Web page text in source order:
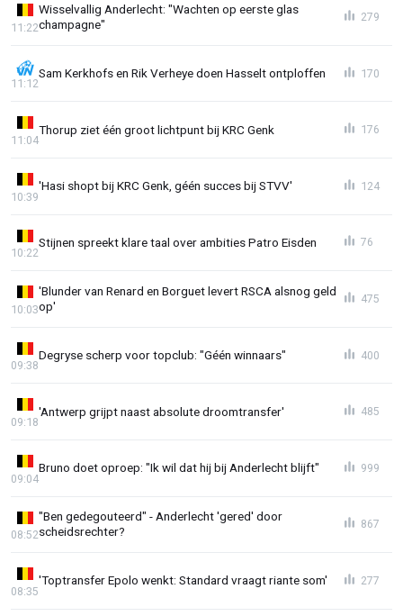
Wisselvallig Anderlecht: "Wachten op eerste glas
champagne"
11:22
279
Sam Kerkhofs en Rik Verheye doen Hasselt ontploffen
11:12
170
Thorup ziet één groot lichtpunt bij KRC Genk
11:04
176
'Hasi shopt bij KRC Genk, géén succes bij STVV'
10:39
124
Stijnen spreekt klare taal over ambities Patro Eisden
10:22
76
'Blunder van Renard en Borguet levert RSCA alsnog geld
op'
10:03
475
Degryse scherp voor topclub: "Géén winnaars"
09:38
400
'Antwerp grijpt naast absolute droomtransfer'
09:18
485
Bruno doet oproep: "Ik wil dat hij bij Anderlecht blijft"
09:04
999
"Ben gedegouteerd" - Anderlecht 'gered' door
scheidsrechter?
08:52
867
'Toptransfer Epolo wenkt: Standard vraagt riante som'
08:35
277